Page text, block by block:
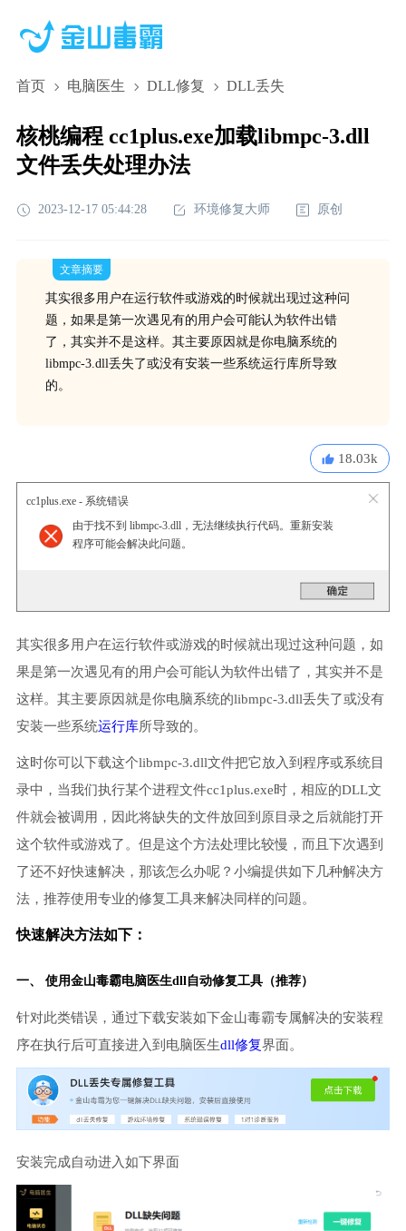
首页 电脑医生 DLL修复 DLL丢失
核桃编程 cc1plus.exe加载libmpc-3.dll
文件丢失处理办法
2023-12-17 05:44:28 环境修复大师 原创
文章摘要
其实很多用户在运行软件或游戏的时候就出现过这种问
题，如果是第一次遇见有的用户会可能认为软件出错
了，其实并不是这样。其主要原因就是你电脑系统的
libmpc-3.dll丢失了或没有安装一些系统运行库所导致
的。
18.03k
cc1plus.exe - 系统错误
由于找不到 libmpc-3.dll，无法继续执行代码。重新安装
程序可能会解决此问题。
其实很多用户在运行软件或游戏的时候就出现过这种问题，如
果是第一次遇见有的用户会可能认为软件出错了，其实并不是
这样。其主要原因就是你电脑系统的libmpc-3.dll丢失了或没有
安装一些系统运行库所导致的。
这时你可以下载这个libmpc-3.dll文件把它放入到程序或系统目
录中，当我们执行某个进程文件cc1plus.exe时，相应的DLL文
件就会被调用，因此将缺失的文件放回到原目录之后就能打开
这个软件或游戏了。但是这个方法处理比较慢，而且下次遇到
了还不好快速解决，那该怎么办呢？小编提供如下几种解决方
法，推荐使用专业的修复工具来解决同样的问题。
快速解决方法如下：
一、 使用金山毒霸电脑医生dll自动修复工具（推荐）
针对此类错误，通过下载安装如下金山毒霸专属解决的安装程
序在执行后可直接进入到电脑医生dll修复界面。
安装完成自动进入如下界面